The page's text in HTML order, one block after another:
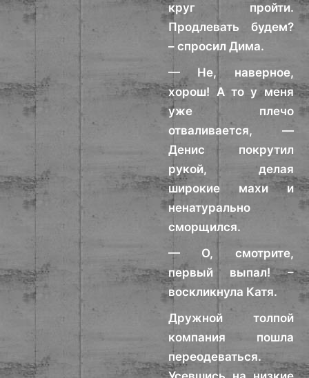
круг пройти.
Продлевать будем?
– спросил Дима.
— Не, наверное,
хорош! А то у меня
уже плечо
отваливается, —
Денис покрутил
рукой, делая
широкие махи и
ненатурально
сморщился.
— О, смотрите,
первый выпал! –
воскликнула Катя.
Дружной толпой
компания пошла
переодеваться.